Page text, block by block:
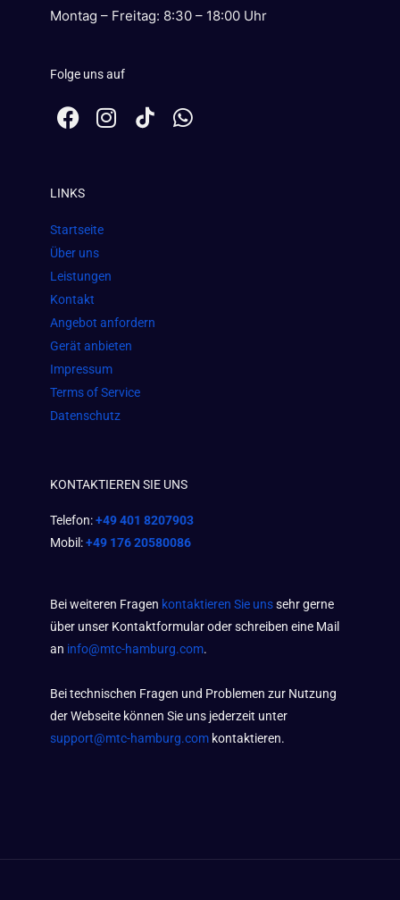
Montag – Freitag: 8:30 – 18:00 Uhr
Folge uns auf
F
a
b
o
o
k
I
n
m
W
h
LINKS
Startseite
Über uns
Leistungen
Kontakt
Angebot anfordern
Gerät anbieten
Impressum
Terms of Service
Datenschutz
KONTAKTIEREN SIE UNS
Telefon:+49 401 8207903
Mobil:+49 176 20580086
Bei weiteren Fragen kontaktieren Sie unssehr gerne
über unser Kontaktformular oder schreiben eine Mail
an info@mtc-hamburg.com.
Bei technischen Fragen und Problemen zur Nutzung
der Webseite können Sie uns jederzeit unter
support@mtc-hamburg.com kontaktieren.